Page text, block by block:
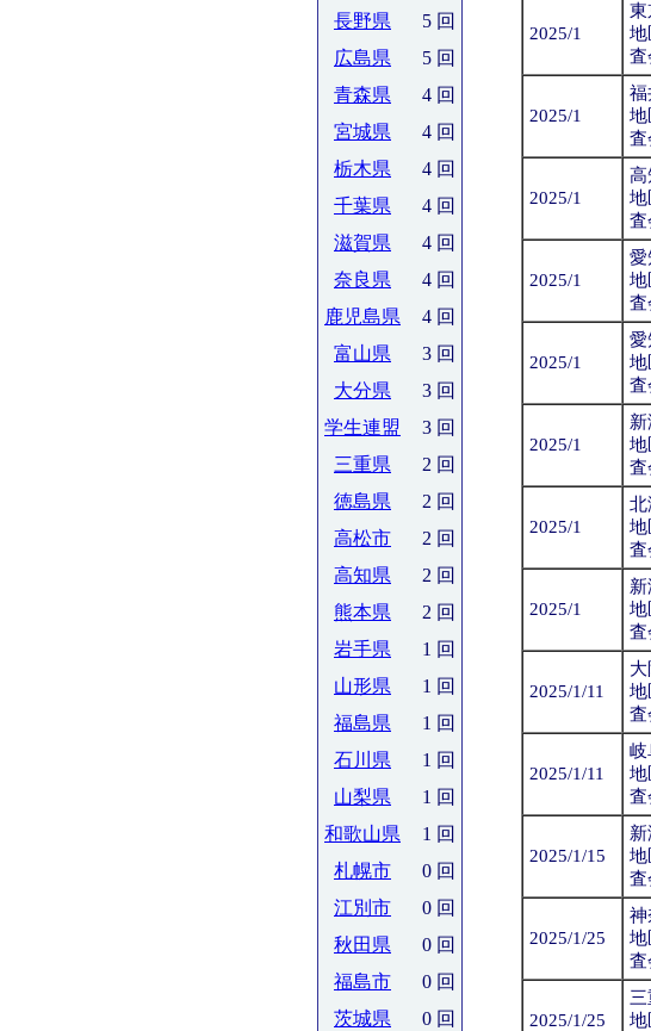
長野県
5 回
広島県
5 回
青森県
4 回
宮城県
4 回
栃木県
4 回
千葉県
4 回
滋賀県
4 回
奈良県
4 回
鹿児島県
4 回
富山県
3 回
大分県
3 回
学生連盟
3 回
三重県
2 回
徳島県
2 回
高松市
2 回
高知県
2 回
熊本県
2 回
岩手県
1 回
山形県
1 回
福島県
1 回
石川県
1 回
山梨県
1 回
和歌山県
1 回
札幌市
0 回
江別市
0 回
秋田県
0 回
福島市
0 回
茨城県
0 回
2025/1
東
地
査
2025/1
福
地
査
2025/1
高
地
査
2025/1
愛
地
査
2025/1
愛
地
査
2025/1
新
地
査
2025/1
北
地
査
2025/1
新
地
査
2025/1/11
地
査
2025/1/11
岐
地
査
2025/1/15
新
地
査
2025/1/25
神
地
査
2025/1/25
三
地